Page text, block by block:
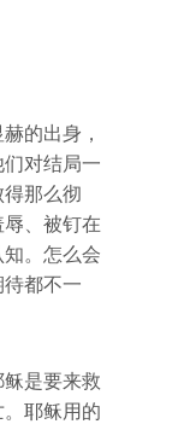
的出身，
对结局一
那么彻
、被钉在
。怎么会
都不一
是要来救
耶稣用的